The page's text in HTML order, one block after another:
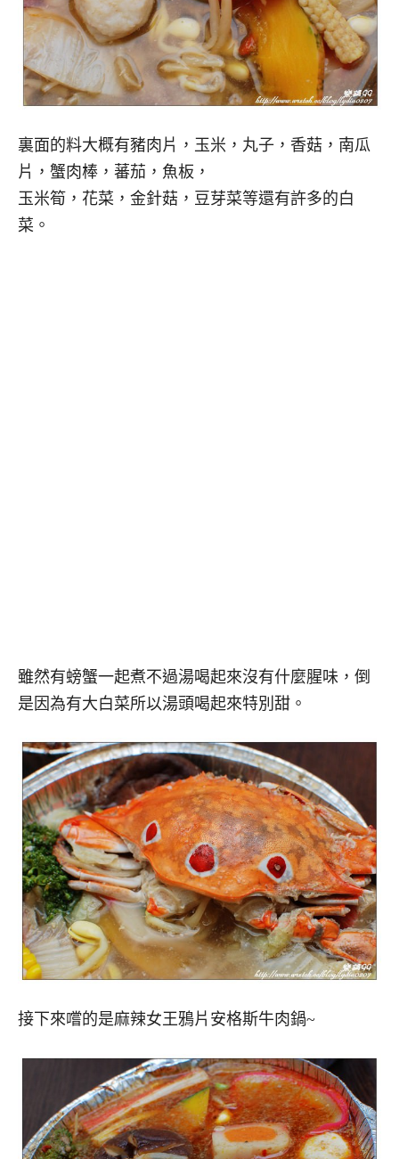
裏面的料大概有豬肉片，玉米，丸子，香菇，南瓜
片，蟹肉棒，蕃茄，魚板，
玉米筍，花菜，金針菇，豆芽菜等還有許多的白
菜。
雖然有螃蟹一起煮不過湯喝起來沒有什麼腥味，倒
是因為有大白菜所以湯頭喝起來特別甜。
接下來嚐的是麻辣女王鴉片安格斯牛肉鍋~